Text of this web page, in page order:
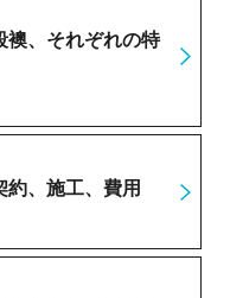
襖、それぞれの特
、施工、費用